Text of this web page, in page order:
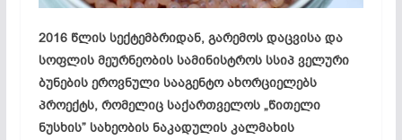
2016 წლის სექტემბრიდან, გარემოს დაცვისა და
სოფლის მეურნეობის სამინისტროს სსიპ ველური
ბუნების ეროვნული სააგენტო ახორციელებს
პროექტს, რომელიც საქართველოს „წითელი
ნუსხის” სახეობის ნაკადულის კალმახის